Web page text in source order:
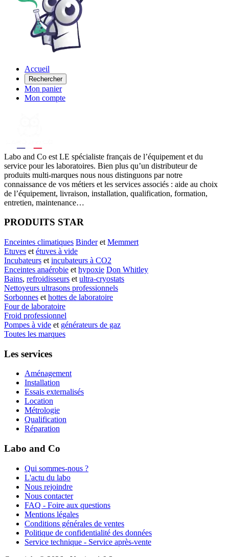
Accueil
Rechercher
Mon panier
Mon compte
Labo and Co est LE spécialiste français de l’équipement et du
service pour les laboratoires. Bien plus qu’un distributeur de
produits multi-marques nous nous distinguons par notre
connaissance de vos métiers et les services associés : aide au choix
de l’équipement, livraison, installation, qualification, formation,
entretien, maintenance…
PRODUITS STAR
Enceintes climatiques Binderet Memmert
Etuves et étuves à vide
Incubateurs et incubateurs à CO2
Enceintes anaérobie et hypoxie Don Whitley
Bains, refroidisseurs et ultra-cryostats
Nettoyeurs ultrasons professionnels
Sorbonnes et hottes de laboratoire
Four de laboratoire
Froid professionnel
Pompes à vide et générateurs de gaz
Toutes les marques
Les services
Aménagement
Installation
Essais externalisés
Location
Métrologie
Qualification
Réparation
Labo and Co
Qui sommes-nous ?
L'actu du labo
Nous rejoindre
Nous contacter
FAQ - Foire aux questions
Mentions légales
Conditions générales de ventes
Politique de confidentialité des données
Service technique - Service après-vente